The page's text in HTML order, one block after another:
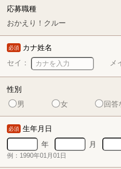
応募職種
おかえり！クルー
必須 カナ姓名
セイ：
メ
性別
男
女 回答
必須 生年月日
年
月
例：1990年01月01日